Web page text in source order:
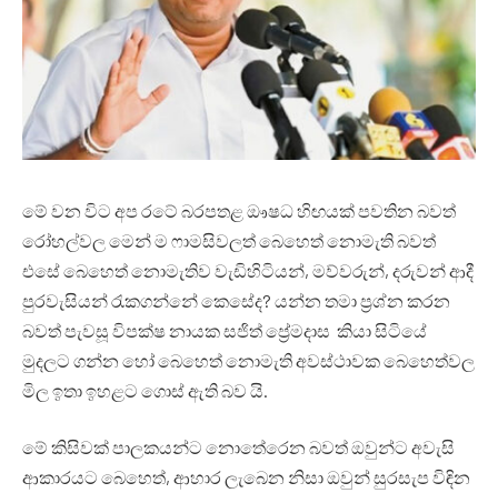
මේ වන විට අප රටේ බරපතළ ඖෂධ හිඟයක් පවතින බවත්
රෝහල්වල මෙන් ම ෆාමසිවලත් බෙහෙත් නොමැති බවත්
එසේ බෙහෙත් නොමැතිව වැඩිහිටියන්, මව්වරුන්, දරුවන් ආදී
පුරවැසියන් රැකගන්නේ කෙසේද? යන්න තමා ප්‍රශ්න කරන
බවත් පැවසූ විපක්ෂ නායක සජිත් ප්‍රේමදාස කියා සිටියේ
මුදලට ගන්න හෝ බෙහෙත් නොමැති අවස්ථාවක බෙහෙත්වල
මිල ඉතා ඉහළට ගොස් ඇති බව යි.
මේ කිසිවක් පාලකයන්ට නොතේරෙන බවත් ඔවුන්ට අවැසි
ආකාරයට බෙහෙත්, ආහාර ලැබෙන නිසා ඔවුන් සුරසැප විඳින